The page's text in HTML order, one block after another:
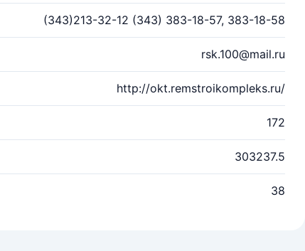
(343)213-32-12 (343) 383-18-57, 383-18-58
rsk.100@mail.ru
http://okt.remstroikompleks.ru/
172
303237.5
38